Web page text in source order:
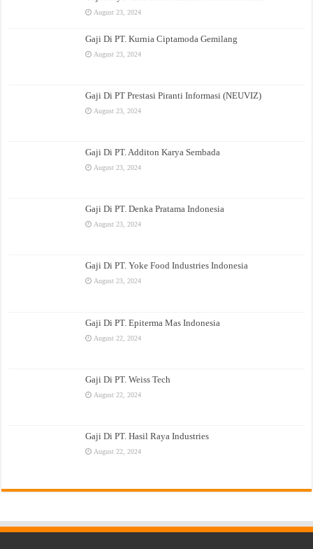
August 23, 2024
Gaji Di PT. Kurnia Ciptamoda Gemilang
August 23, 2024
Gaji Di PT Prestasi Piranti Informasi (NEUVIZ)
August 23, 2024
Gaji Di PT. Additon Karya Sembada
August 23, 2024
Gaji Di PT. Denka Pratama Indonesia
August 23, 2024
Gaji Di PT. Yoke Food Industries Indonesia
August 23, 2024
Gaji Di PT. Epiterma Mas Indonesia
August 22, 2024
Gaji Di PT. Weiss Tech
August 22, 2024
Gaji Di PT. Hasil Raya Industries
August 22, 2024